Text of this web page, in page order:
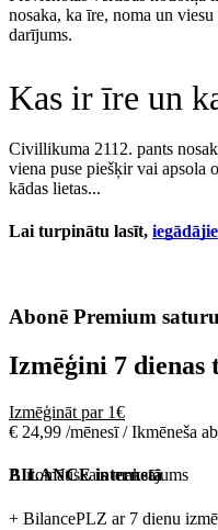
nosaka, ka īre, noma un
darījums.
Kas ir īre un
Civillikuma 2112. pants
viena puse piešķir vai apsola
kādas lietas...
Lai turpinātu lasīt,
Abonē Premium saturu
Izmēģini 7 dienas
Izmēģināt par 1€
€ 24,99 /mēnesī / Ikmēneša
Automātiskais maksājums
BILANCE internetā
+ BilancePLZ ar 7 dienu